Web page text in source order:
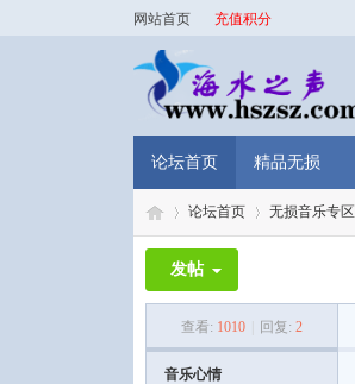
网站首页 充值积分
论坛首页 精品无损
论坛首页 无损音乐专区
发帖
查看: 1010 回复: 2
音乐心情